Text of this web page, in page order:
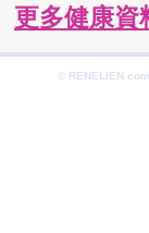
更多健康
©